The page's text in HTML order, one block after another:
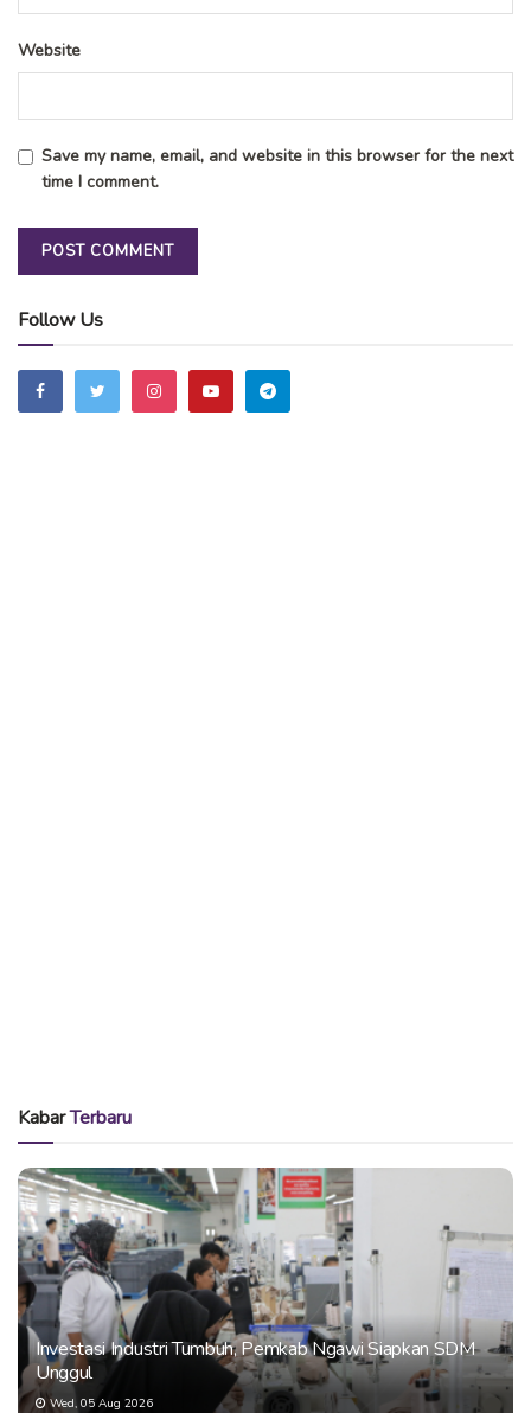
Website
Save my name, email, and website in this browser for the next
time I comment.
Follow Us
KabarTerbaru
Investasi Industri Tumbuh, Pemkab Ngawi Siapkan SDM
Unggul
Wed, 05 Aug 2026